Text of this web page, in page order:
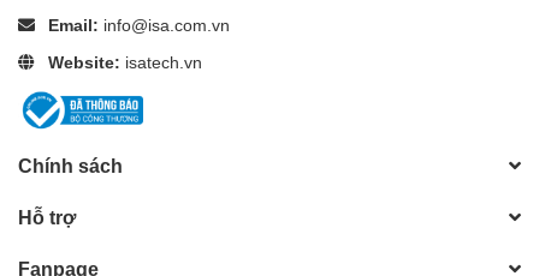
Email: info@isa.com.vn
Website: isatech.vn
Chính sách
Hỗ trợ
Fanpage